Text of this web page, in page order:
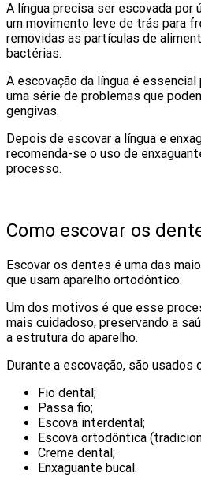
A língua precisa ser escovada por
um movimento leve de trás para
removidas as partículas de
bactérias.
A escovação da língua é
uma série de problemas que
gengivas.
Depois de escovar a língua e
recomenda-se o uso de
processo.
Como escovar os
Escovar os dentes é uma das
que usam aparelho ortodôntico.
Um dos motivos é que esse
mais cuidadoso, preservando a
a estrutura do aparelho.
Durante a escovação, são
Fio dental;
Passa fio;
Escova interdental;
Escova ortodôntica
Creme dental;
Enxaguante bucal.